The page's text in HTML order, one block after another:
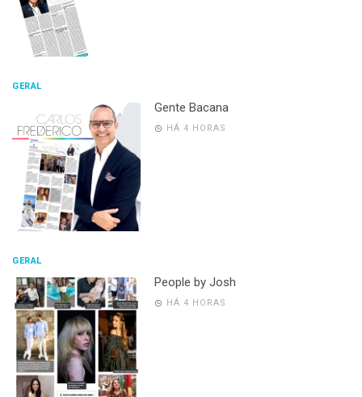
GERAL
Gente Bacana
HÁ 4 HORAS
GERAL
People by Josh
HÁ 4 HORAS